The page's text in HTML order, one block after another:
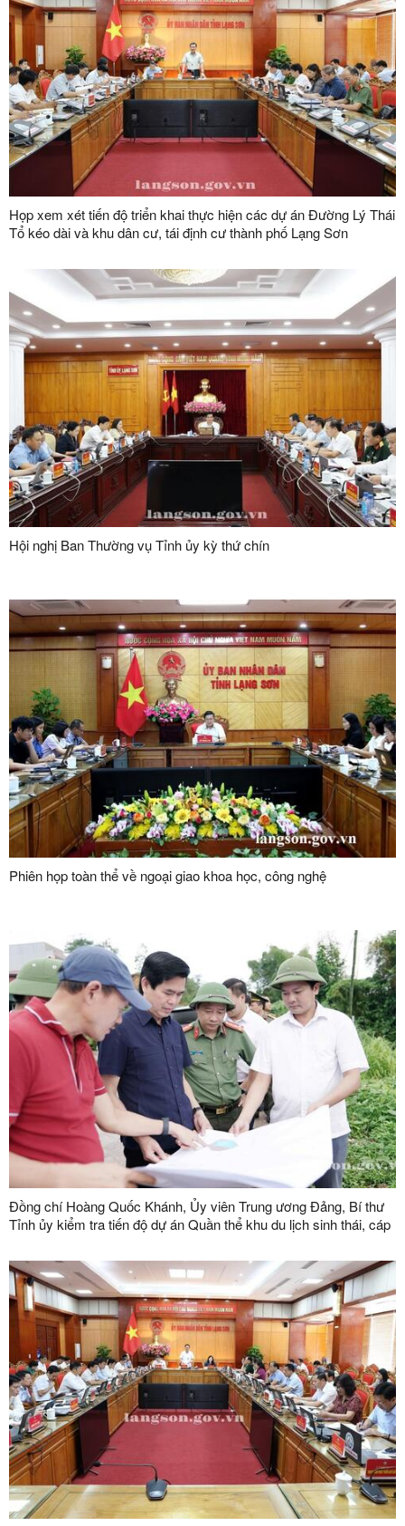
Họp xem xét tiến độ triển khai thực hiện các dự án Đường Lý Thái
Tổ kéo dài và khu dân cư, tái định cư thành phố Lạng Sơn
Hội nghị Ban Thường vụ Tỉnh ủy kỳ thứ chín
Phiên họp toàn thể về ngoại giao khoa học, công nghệ
Đồng chí Hoàng Quốc Khánh, Ủy viên Trung ương Đảng, Bí thư
Tỉnh ủy kiểm tra tiến độ dự án Quần thể khu du lịch sinh thái, cáp